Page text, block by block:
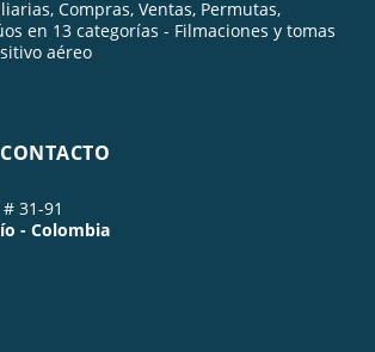
Compras, Ventas, Permutas,
en 13 categorías - Filmaciones y tomas
aéreo
31-91
- Colombia